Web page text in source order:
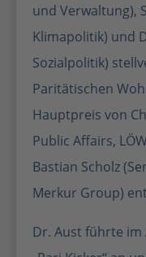
und Verwaltung),
Klimapolitik) und
Sozialpolitik)
Paritätischen
Hauptpreis von
Public Affairs,
Bastian Scholz
Merkur Group)
Dr. Aust führte im